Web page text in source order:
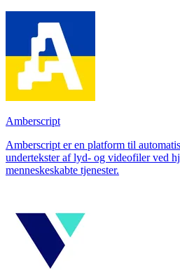
Amberscript
Amberscript er en platform til
undertekster af lyd- og videofiler ved
menneskeskabte tjenester.